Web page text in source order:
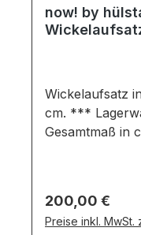
now! by
Wickelaufsatz
cm. ***
Gesamtmaß in
Kommoden mit
Regulärer Preis:
200,00 €
Preise inkl. MwSt.